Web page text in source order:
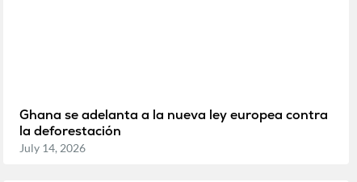
Ghana se adelanta a la nueva ley europea contra
la deforestación
July 14, 2026